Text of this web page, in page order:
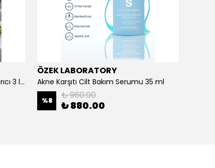
Açık ve Renkli Saçlar İçin Canlandırıcı 3 lü Bakım Seti Şampuan + Maske + Saç Kremi
ÖZEK LABORATORY
Akne Karşıtı Cilt Bakım Serumu 35 ml
%8 ₺ 960.00
₺ 880.00